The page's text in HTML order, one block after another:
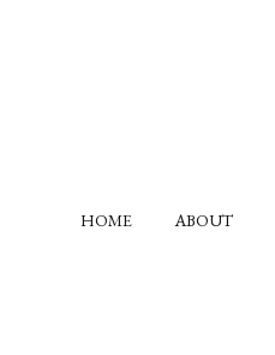
HOME ABOUT